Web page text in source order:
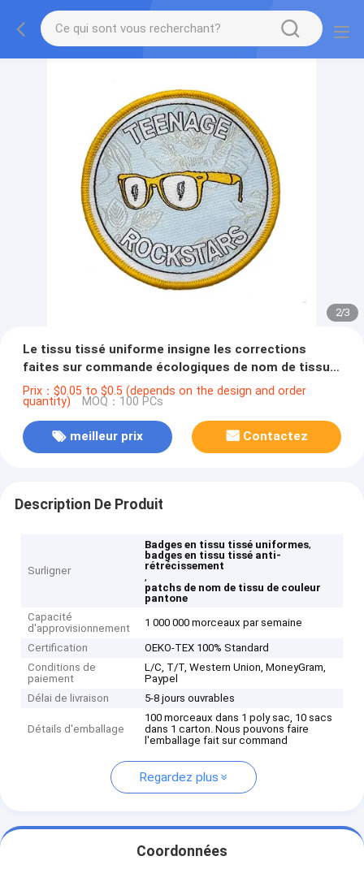
2/3
Le tissu tissé uniforme insigne les corrections
faites sur commande écologiques de nom de tissu
de manteau
Prix：$0.05 to $0.5 (depends on the design and order
quantity) MOQ：100 PCs
meilleur prix Contactez
Description De Produit
Surligner
Badges en tissu tissé uniformes,
badges en tissu tissé anti-
rétrécissement
,
patchs de nom de tissu de couleur
pantone
Capacité
d'approvisionnement
1 000 000 morceaux par semaine
Certification
OEKO-TEX 100% Standard
Conditions de
paiement
L/C, T/T, Western Union, MoneyGram,
Paypel
Délai de livraison
5-8 jours ouvrables
Détails d'emballage
100 morceaux dans 1 poly sac, 10 sacs
dans 1 carton. Nous pouvons faire
l'emballage fait sur command
Regardez plus
Coordonnées